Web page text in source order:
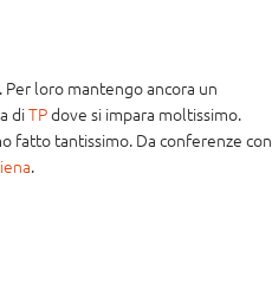
. Per loro mantengo ancora un
diTPdove si impara moltissimo.
fatto tantissimo. Da conferenze con
.